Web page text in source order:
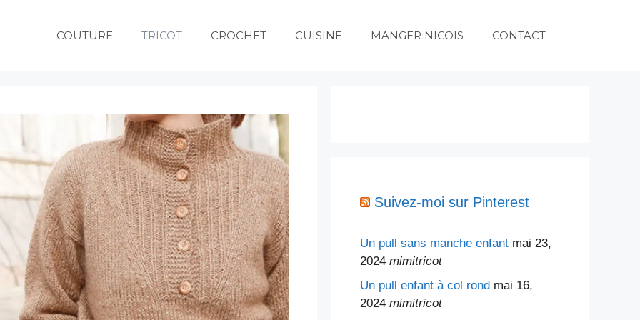
COUTURE TRICOT CROCHET CUISINE MANGER NICOIS CONTACT
Suivez-moi sur Pinterest
Un pull sans manche enfant mai 23,
2024 mimitricot
Un pull enfant à col rond mai 16,
2024 mimitricot